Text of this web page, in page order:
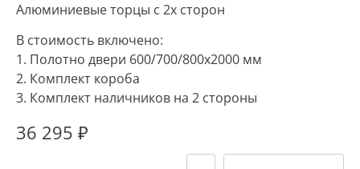
Алюминиевые торцы с 2х сторон
В стоимость включено:
1. Полотно двери 600/700/800х2000 мм
2. Комплект короба
3. Комплект наличников на 2 стороны
36 295 ₽